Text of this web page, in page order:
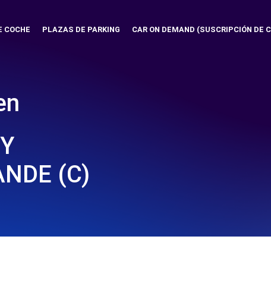
COCHE PLAZAS DE PARKING CAR ON DEMAND (SUSCRIPCIÓN DE
(C)